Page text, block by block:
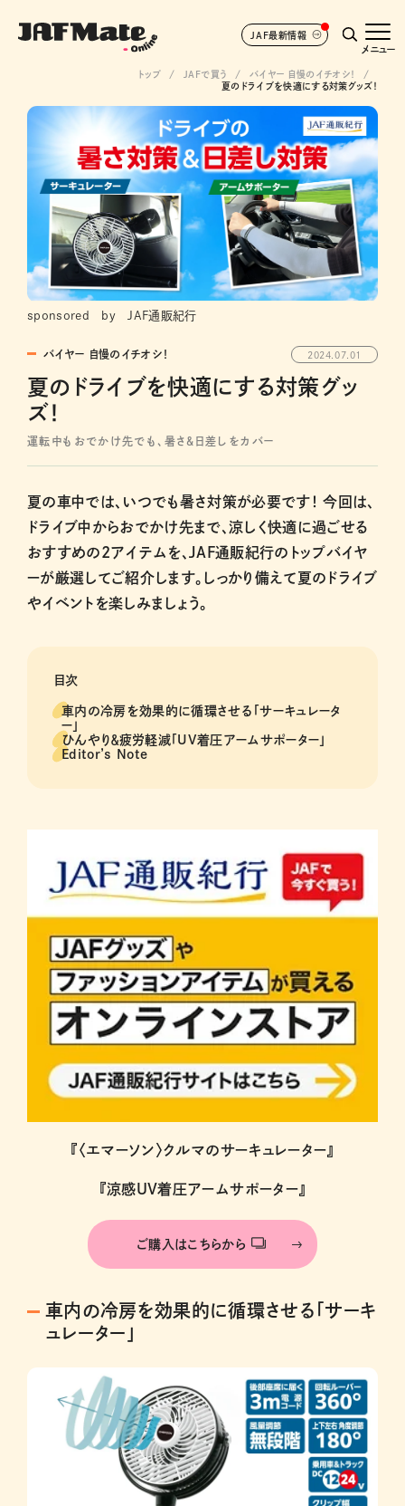
JAF最新情報
メニュー
トップ JAFで買う
バイヤー 自慢のイチオシ！
夏のドライブを快適にする対策グッズ！
sponsored by JAF通販紀行
バイヤー 自慢のイチオシ！ 2024.07.01
夏のドライブを快適にする対策グッ
ズ！
運転中もおでかけ先でも、暑さ＆日差しをカバー
夏の車中では、いつでも暑さ対策が必要です！ 今回は、
ドライブ中からおでかけ先まで、涼しく快適に過ごせる
おすすめの2アイテムを、JAF通販紀行のトップバイヤ
ーが厳選してご紹介します。しっかり備えて夏のドライブ
やイベントを楽しみましょう。
目次
車内の冷房を効果的に循環させる「サーキュレータ
ー」
ひんやり＆疲労軽減「UV着圧アームサポーター」
Editor’s Note
『〈エマーソン〉クルマのサーキュレーター』
『涼感UV着圧アームサポーター』
ご購入はこちらから
車内の冷房を効果的に循環させる「サーキ
ュレーター」